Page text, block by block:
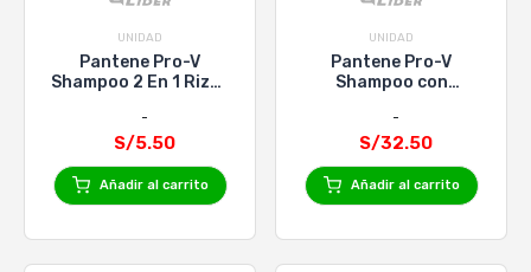
UNIDAD
Pantene Pro-V
Shampoo 2 En 1 Rizos
S/5.50
Añadir al carrito
UNIDAD
Pantene Pro-V
Shampoo con
1 Cuidado Clasico -
700 ml
S/32.50
Añadir al carrito